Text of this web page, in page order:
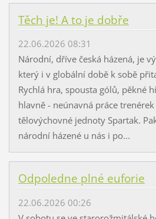
Těch je! A to je dobře
22.06.2026 08:31
Národní, dříve česká házená, je
který i v globální době k sobě
Rychlá hra, spousta gólů, pěkné
hlavně - neúnavná práce
tělovýchovné jednoty Spartak.
národní házené u nás i po...
Odpoledne plné euforie
22.06.2026 00:26